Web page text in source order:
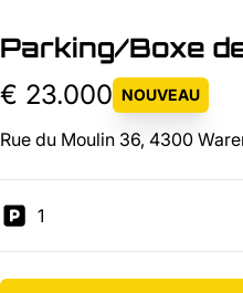
Parking/Boxe
€ 23.000 NOUVEAU
Rue du Moulin 36, 4300
1